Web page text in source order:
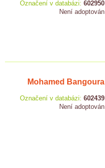
Označení v databázi: 602950
Není adoptován
Mohamed Bangoura
Označení v databázi: 602439
Není adoptován